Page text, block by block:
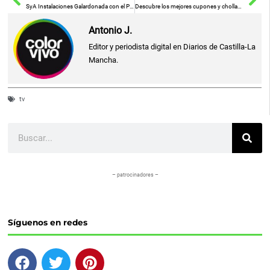
SyA Instalaciones Galardonada con el Prestigioso Premio Impulso de Seguridad GLP de Repsol Descubre los mejores cupones y chollazos para ahorrar en tus compras
Antonio J.
Editor y periodista digital en Diarios de Castilla-La
Mancha.
tv
– patrocinadores –
Síguenos en redes
F
T
P